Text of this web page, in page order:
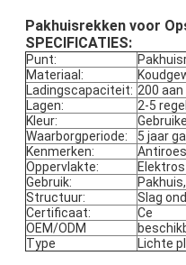
Pakhuisrekken voor
SPECIFICATIES:
Punt:
Materiaal:
Ladingscapaciteit: 200 aan
Lagen:
2-5
Kleur:
Waarborgperiode:
5 jaar
Kenmerken:
Oppervlakte:
Gebruik:
Structuur:
Slag
Certificaat:
Ce
OEM/ODM
Type
Lichte